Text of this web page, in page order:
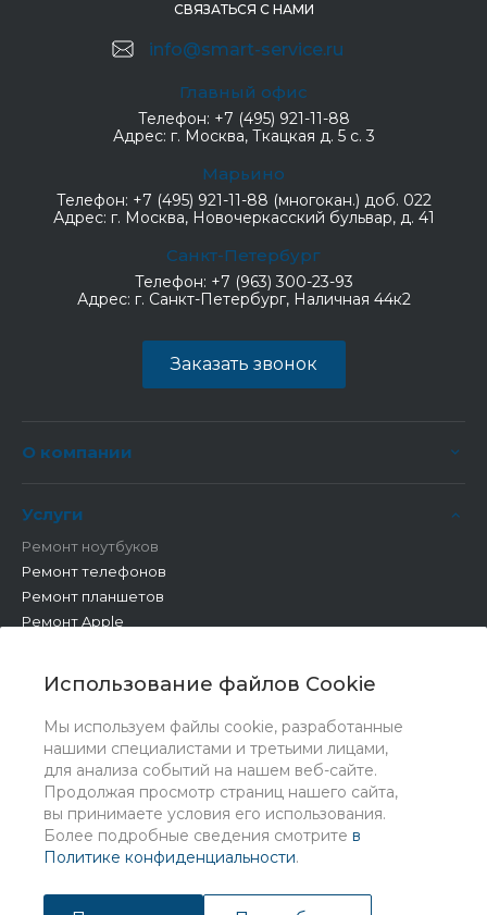
Использование файлов Cookie
Мы используем файлы cookie, разработанные
нашими специалистами и третьими лицами,
для анализа событий на нашем веб-сайте.
Продолжая просмотр страниц нашего сайта,
вы принимаете условия его использования.
Более подробные сведения смотрите в
Политике конфиденциальности.
СВЯЗАТЬСЯ С НАМИ
info@smart-service.ru
Главный офис
Телефон: +7 (495) 921-11-88
Адрес: г. Москва, Ткацкая д. 5 с. 3
Марьино
Телефон: +7 (495) 921-11-88 (многокан.) доб. 022
Адрес: г. Москва, Новочеркасский бульвар, д. 41
Санкт-Петербург
Телефон: +7 (963) 300-23-93
Адрес: г. Санкт-Петербург, Наличная 44к2
Заказать звонок
О компании
Услуги
Ремонт ноутбуков
Ремонт телефонов
Ремонт планшетов
Ремонт Apple